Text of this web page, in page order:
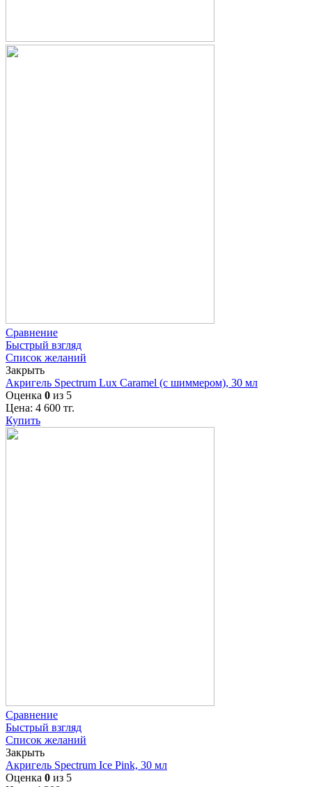
Сравнение
Быстрый взгляд
Список желаний
Закрыть
Акригель Spectrum Lux Caramel (с шиммером), 30 мл
Оценка 0 из 5
Цена: 4 600 тг.
Купить
Сравнение
Быстрый взгляд
Список желаний
Закрыть
Акригель Spectrum Ice Pink, 30 мл
Оценка 0 из 5